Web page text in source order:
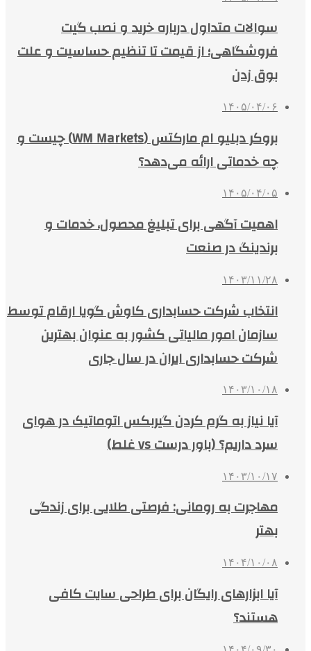
سوالات متداول درباره خرید و نصب گیت
فروشگاهی؛ از قیمت تا تنظیم حساسیت و علت
بوق زدن
۱۴۰۵/۰۴/۰۶
بروکر دبلیو ام مارکتس (WM Markets) چیست و
چه خدماتی ارائه می‌دهد؟
۱۴۰۵/۰۴/۰۵
اهمیت آگهی برای تبلیغ محصول، خدمات و
برندینگ در صنعت
۱۴۰۳/۱۱/۲۸
انتخاب شرکت حسابداری کاوش گویا ارقام توسط
سازمان امور مالیاتی کشور به عنوان بهترین
شرکت حسابداری ایران در سال جاری
۱۴۰۳/۱۰/۱۸
آیا نیاز به گرم کردن گیربکس اتوماتیک در هوای
سرد داریم؟ (باور درست vs غلط)
۱۴۰۳/۱۰/۱۷
مهاجرت به رومانی: فرصتی طلایی برای زندگی
بهتر
۱۴۰۴/۱۰/۰۸
آیا ابزارهای رایگان برای طراحی سایت کافی
هستند؟